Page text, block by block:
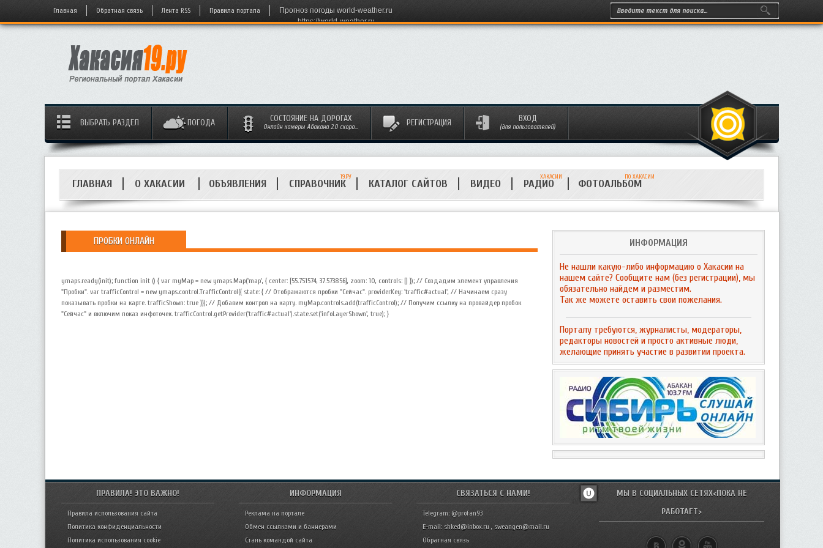
Главная Обратная связь Лента RSS Правила портала
Прогноз погоды world-weather.ru
https://world-weather.ru
ВЫБРАТЬ РАЗДЕЛ ПОГОДА СОСТОЯНИЕ НА ДОРОГАХ
Онлайн камеры Абакана 2.0 скоро... РЕГИСТРАЦИЯ ВХОД
(для пользователей)
ГЛАВНАЯ О ХАКАСИИ ОБЪЯВЛЕНИЯ СПРАВОЧНИК
19.РУ
КАТАЛОГ САЙТОВ ВИДЕО РАДИО
ХАКАСИИ
ФОТОАЛЬБОМ
ПО ХАКАСИИ
ПРОБКИ ОНЛАЙН
ymaps.ready(init); function init () { var myMap = new ymaps.Map('map', { center: [55.751574, 37.573856], zoom: 10, controls: [] }); // Создадим элемент управления
"Пробки". var trafficControl = new ymaps.control.TrafficControl({ state: { // Отображаются пробки "Сейчас". providerKey: 'traffic#actual', // Начинаем сразу
показывать пробки на карте. trafficShown: true }}); // Добавим контрол на карту. myMap.controls.add(trafficControl); // Получим ссылку на провайдер пробок
"Сейчас" и включим показ инфоточек. trafficControl.getProvider('traffic#actual').state.set('infoLayerShown', true); }
ИНФОРМАЦИЯ
Не нашли какую-либо информацию о Хакасии на
нашем сайте? Сообщите нам (без регистрации), мы
обязательно найдем и разместим.
Так же можете оставить свои пожелания.
Порталу требуются, журналисты, модераторы,
редакторы новостей и просто активные люди,
желающие принять участие в развитии проекта.
ПРАВИЛА! ЭТО ВАЖНО!
Правила использования сайта
Политика конфиденциальности
Политика использования cookie
ИНФОРМАЦИЯ
Реклама на портале
Обмен ссылками и баннерами
Стань командой сайта
СВЯЗАТЬСЯ С НАМИ!
Telegram: @profan93
E-mail: shked@inbox.ru , sweangen@mail.ru
Обратная связь
МЫ В СОЦИАЛЬНЫХ СЕТЯХ<ПОКА НЕ
РАБОТАЕТ>